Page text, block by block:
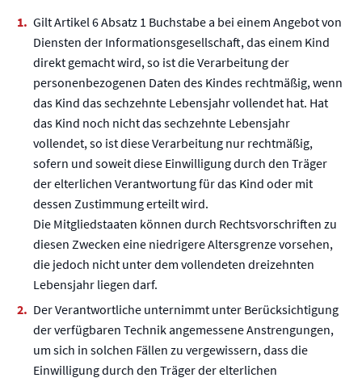
Gilt Artikel 6 Absatz 1 Buchstabe a bei einem Angebot von
Diensten der Informationsgesellschaft, das einem Kind
direkt gemacht wird, so ist die Verarbeitung der
personenbezogenen Daten des Kindes rechtmäßig, wenn
das Kind das sechzehnte Lebensjahr vollendet hat. Hat
das Kind noch nicht das sechzehnte Lebensjahr
vollendet, so ist diese Verarbeitung nur rechtmäßig,
sofern und soweit diese Einwilligung durch den Träger
der elterlichen Verantwortung für das Kind oder mit
dessen Zustimmung erteilt wird.
Die Mitgliedstaaten können durch Rechtsvorschriften zu
diesen Zwecken eine niedrigere Altersgrenze vorsehen,
die jedoch nicht unter dem vollendeten dreizehnten
Lebensjahr liegen darf.
Der Verantwortliche unternimmt unter Berücksichtigung
der verfügbaren Technik angemessene Anstrengungen,
um sich in solchen Fällen zu vergewissern, dass die
Einwilligung durch den Träger der elterlichen